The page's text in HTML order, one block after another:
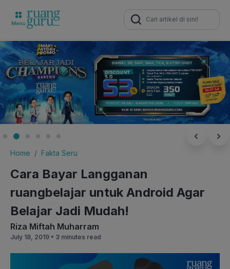
Search
for:
Home Fakta Seru
Cara Bayar Langganan
ruangbelajar untuk Android Agar
Belajar Jadi Mudah!
Riza Miftah Muharram
July 18, 2019 • 3 minutes read